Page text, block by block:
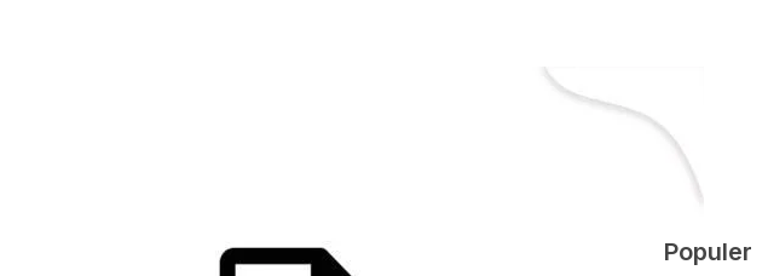
Populer